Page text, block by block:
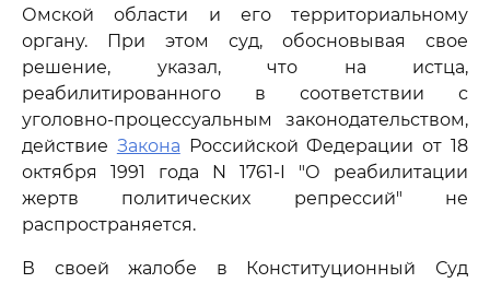
Омской области и его территориальному
органу. При этом суд, обосновывая свое
решение, указал, что на истца,
реабилитированного в соответствии с
уголовно-процессуальным законодательством,
действие Закона Российской Федерации от 18
октября 1991 года N 1761-I "О реабилитации
жертв политических репрессий" не
распространяется.
В своей жалобе в Конституционный Суд